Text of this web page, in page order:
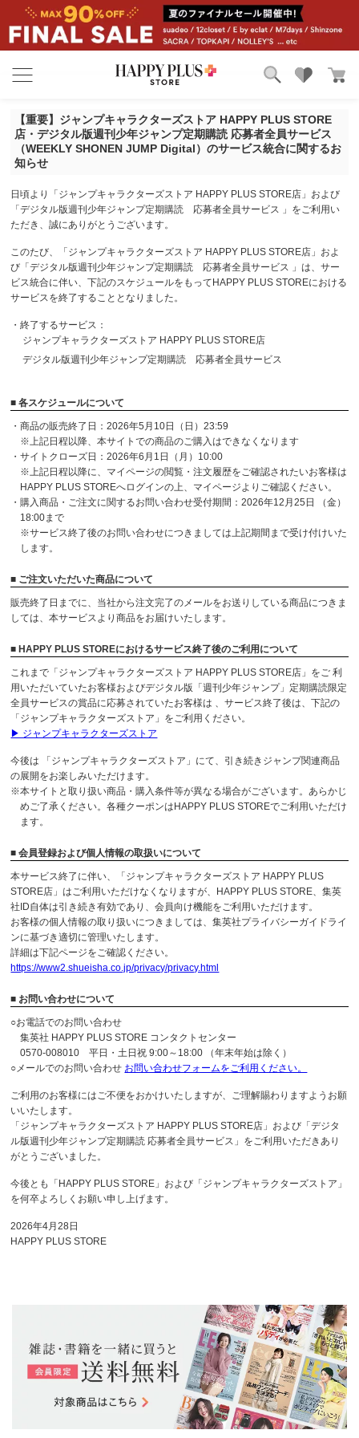
カテゴリ
雑誌掲載アイテム
お気に入り
特集
【重要】ジャンプキャラクターズストア HAPPY PLUS STORE
店・デジタル版週刊少年ジャンプ定期購読 応募者全員サービス
（WEEKLY SHONEN JUMP Digital）のサービス統合に関するお
知らせ
日頃より「ジャンプキャラクターズストア HAPPY PLUS STORE店」および
「デジタル版週刊少年ジャンプ定期購読 応募者全員サービス 」をご利用い
ただき、誠にありがとうございます。
このたび、「ジャンプキャラクターズストア HAPPY PLUS STORE店」およ
び「デジタル版週刊少年ジャンプ定期購読 応募者全員サービス 」は、サー
ビス統合に伴い、下記のスケジュールをもってHAPPY PLUS STOREにおける
サービスを終了することとなりました。
・終了するサービス：
ジャンプキャラクターズストア HAPPY PLUS STORE店
デジタル版週刊少年ジャンプ定期購読 応募者全員サービス
■ 各スケジュールについて
・商品の販売終了日：2026年5月10日（日）23:59
※上記日程以降、本サイトでの商品のご購入はできなくなります
・サイトクローズ日：2026年6月1日（月）10:00
※上記日程以降に、マイページの閲覧・注文履歴をご確認されたいお客様は
HAPPY PLUS STOREへログインの上、マイページよりご確認ください。
・購入商品・ご注文に関するお問い合わせ受付期間：2026年12月25日 （金）
18:00まで
※サービス終了後のお問い合わせにつきましては上記期間まで受け付けいた
します。
■ ご注文いただいた商品について
販売終了日までに、当社から注文完了のメールをお送りしている商品につきま
しては、本サービスより商品をお届けいたします。
■ HAPPY PLUS STOREにおけるサービス終了後のご利用について
これまで「ジャンプキャラクターズストア HAPPY PLUS STORE店」をご 利
用いただいていたお客様およびデジタル版「週刊少年ジャンプ」定期購読限定
全員サービスの賞品に応募されていたお客様は 、サービス終了後は、下記の
「ジャンプキャラクターズストア」をご利用ください。
▶ ジャンプキャラクターズストア
今後は 「ジャンプキャラクターズストア」にて、引き続きジャンプ関連商品
の展開をお楽しみいただけます。
※本サイトと取り扱い商品・購入条件等が異なる場合がございます。あらかじ
めご了承ください。各種クーポンはHAPPY PLUS STOREでご利用いただけ
ます。
■ 会員登録および個人情報の取扱いについて
本サービス終了に伴い、「ジャンプキャラクターズストア HAPPY PLUS
STORE店」はご利用いただけなくなりますが、HAPPY PLUS STORE、集英
社ID自体は引き続き有効であり、会員向け機能をご利用いただけます。
お客様の個人情報の取り扱いにつきましては、集英社プライバシーガイドライ
ンに基づき適切に管理いたします。
詳細は下記ページをご確認ください。
https://www2.shueisha.co.jp/privacy/privacy.html
■ お問い合わせについて
○お電話でのお問い合わせ
集英社 HAPPY PLUS STORE コンタクトセンター
0570-008010 平日・土日祝 9:00～18:00 （年末年始は除く）
○メールでのお問い合わせ お問い合わせフォームをご利用ください。
ご利用のお客様にはご不便をおかけいたしますが、ご理解賜わりますようお願
いいたします。
「ジャンプキャラクターズストア HAPPY PLUS STORE店」および「デジタ
ル版週刊少年ジャンプ定期購読 応募者全員サービス」をご利用いただきあり
がとうございました。
今後とも「HAPPY PLUS STORE」および「ジャンプキャラクターズストア」
を何卒よろしくお願い申し上げます。
2026年4月28日
HAPPY PLUS STORE